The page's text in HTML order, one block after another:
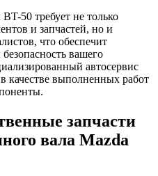
50 требует не только
и запчастей, но и
что обеспечит
вашего
автосервис
качестве выполненных работ
запчасти
вала Mazda